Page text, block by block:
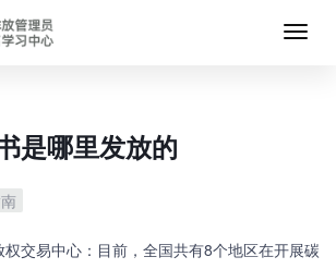
是哪里发放的
交易中心：目前，全国共有8个地区在开展碳